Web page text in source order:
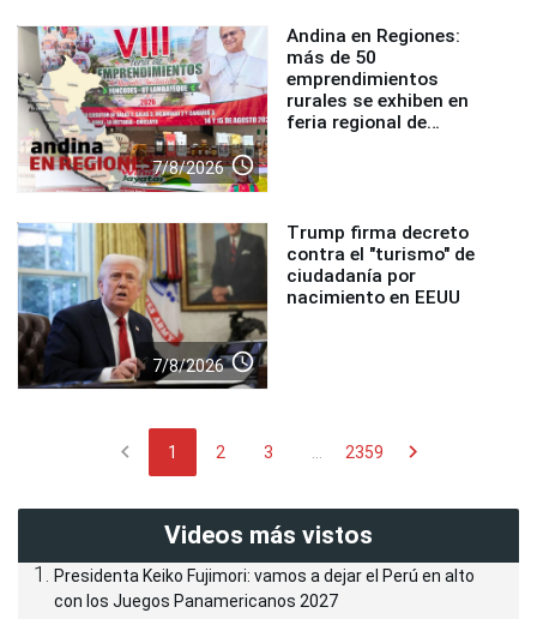
7/8/2026 access_time
Andina en Regiones:
más de 50
emprendimientos
rurales se exhiben en
feria regional de
7/8/2026 access_time
Trump firma decreto
contra el "turismo" de
ciudadanía por
nacimiento en EEUU
chevron_left 1 2 3 ... 2359 chevron_right
Videos más vistos
Presidenta Keiko Fujimori: vamos a dejar el Perú en alto
con los Juegos Panamericanos 2027